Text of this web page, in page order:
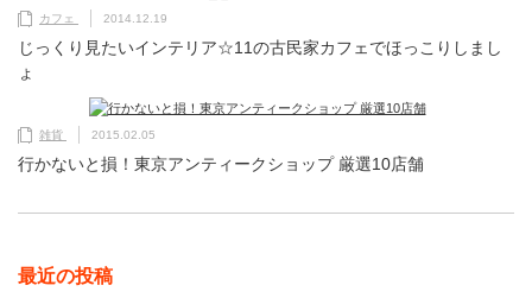
カフェ 2014.12.19
じっくり見たいインテリア☆11の古民家カフェでほっこりしまし
ょ
雑貨 2015.02.05
行かないと損！東京アンティークショップ 厳選10店舗
最近の投稿